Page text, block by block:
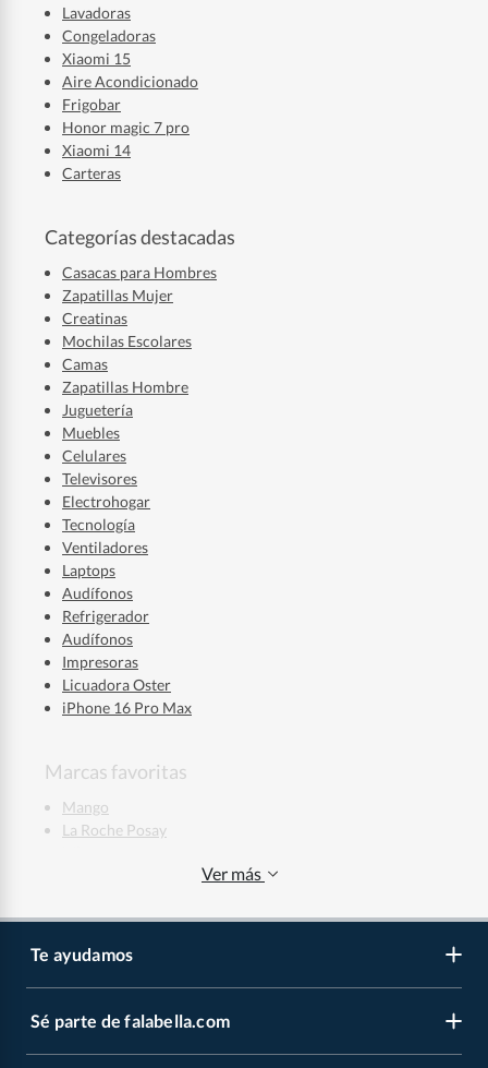
Lavadoras
Congeladoras
Xiaomi 15
Aire Acondicionado
Frigobar
Honor magic 7 pro
Xiaomi 14
Carteras
Categorías destacadas
Casacas para Hombres
Zapatillas Mujer
Creatinas
Mochilas Escolares
Camas
Zapatillas Hombre
Juguetería
Muebles
Celulares
Televisores
Electrohogar
Tecnología
Ventiladores
Laptops
Audífonos
Refrigerador
Audífonos
Impresoras
Licuadora Oster
iPhone 16 Pro Max
Marcas favoritas
Mango
La Roche Posay
Adidas
New Balance
Puma
Samsung
Dyson
LG
Ver más
Te ayudamos
Atención por WhatsApp
Sé parte de falabella.com